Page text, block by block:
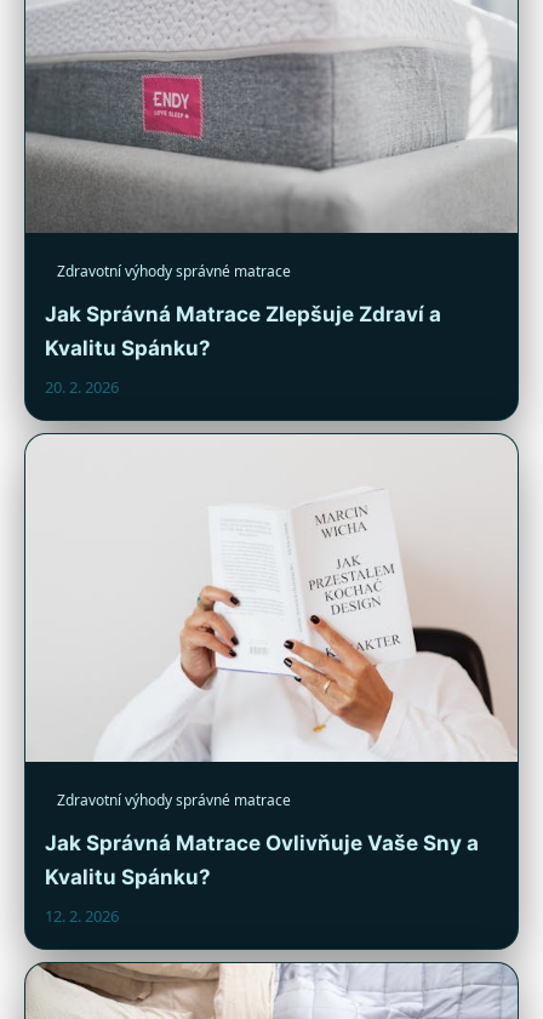
Zdravotní výhody správné matrace
Jak Správná Matrace Zlepšuje Zdraví a
Kvalitu Spánku?
20. 2. 2026
Zdravotní výhody správné matrace
Jak Správná Matrace Ovlivňuje Vaše Sny a
Kvalitu Spánku?
12. 2. 2026